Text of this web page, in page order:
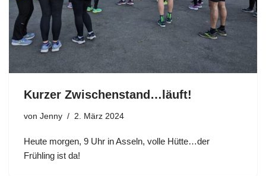
Kurzer Zwischenstand…läuft!
von Jenny 2. März 2024
Heute morgen, 9 Uhr in Asseln, volle Hütte…der
Frühling ist da!